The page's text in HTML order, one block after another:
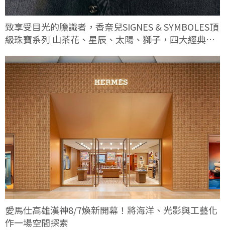
致享受目光的膽識者，香奈兒SIGNES & SYMBOLES頂
級珠寶系列 山茶花、星辰、太陽、獅子，四大經典符
愛馬仕高雄漢神8/7煥新開幕！將海洋、光影與工藝化
作一場空間探索